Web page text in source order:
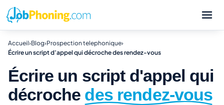
Accueil›Blog›Prospection telephonique›
Écrire un script d’appel qui décroche des rendez-vous
Écrire un script d'appel qui
décroche des rendez-vous